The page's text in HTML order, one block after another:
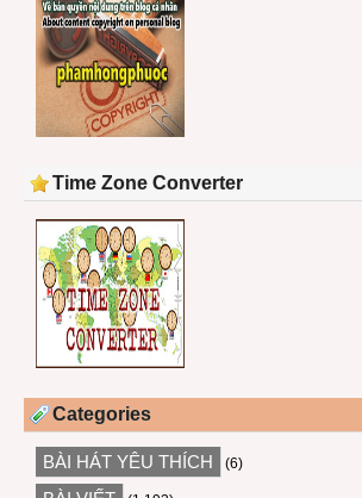
Time Zone Converter
Categories
BÀI HÁT YÊU THÍCH (6)